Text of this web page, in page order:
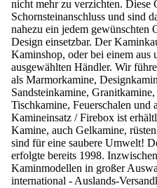
nicht mehr zu verzichten. Diese
Schornsteinanschluss und sind
nahezu ein jedem
Design einsetzbar. Der
Kaminshop, oder bei einem aus
ausgewählten Händler. Wir
als Marmorkamine,
Sandsteinkamine,
Tischkamine, Feuerschalen und
Kamineinsatz / Firebox ist
Kamine, auch Gelkamine,
sind für eine saubere Umwelt!
erfolgte bereits 1998.
Kaminmodellen in großer
international - Auslands-